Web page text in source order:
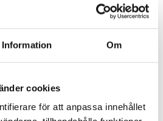
Information Om
cookies
för att anpassa innehållet